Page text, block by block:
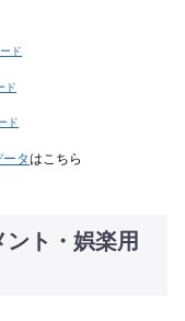
ド
ド
ド
タはこちら
ト・娯楽用